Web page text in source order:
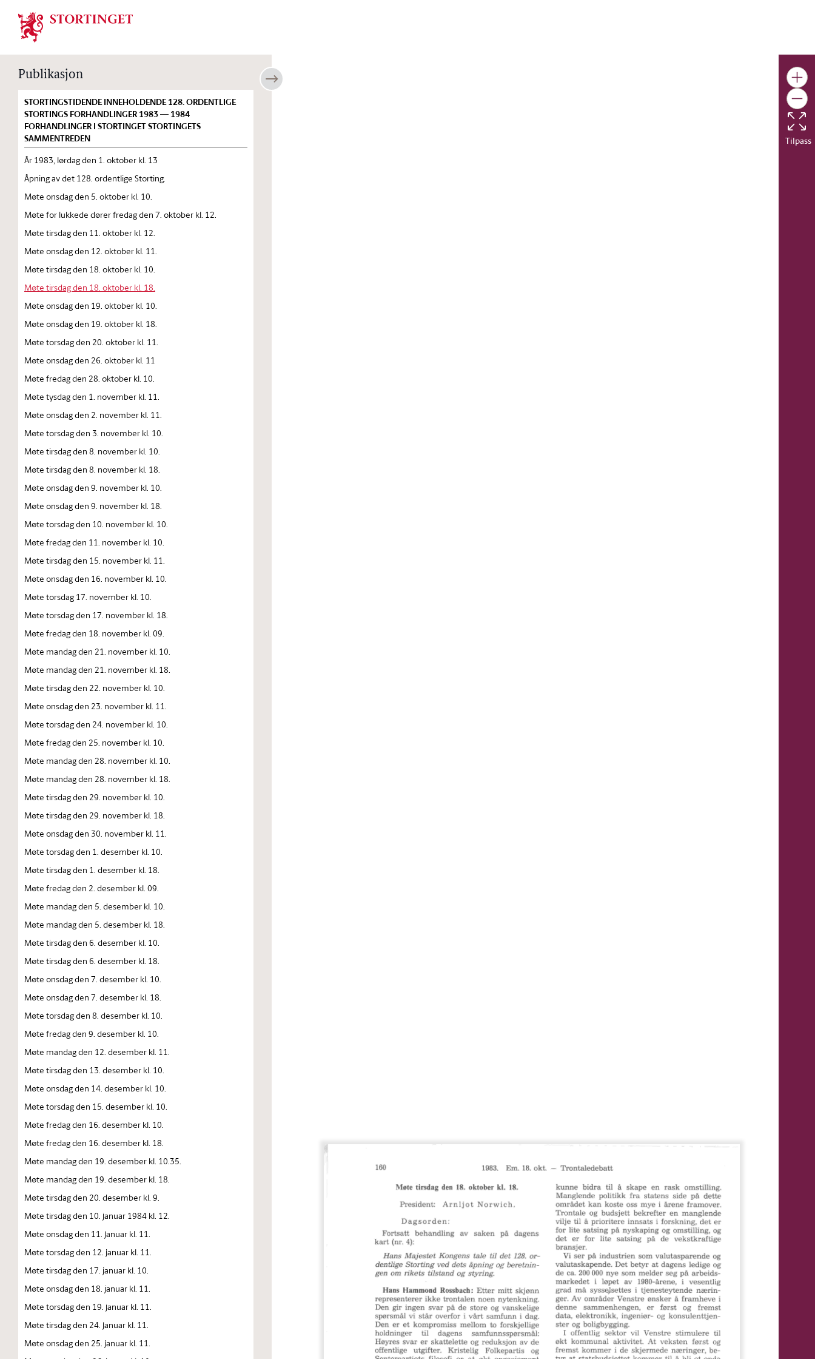
Stortinget.no
Publikasjon
STORTINGSTIDENDE INNEHOLDENDE 128. ORDENTLIGE
STORTINGS FORHANDLINGER 1983 — 1984
FORHANDLINGER I STORTINGET STORTINGETS
SAMMENTREDEN
År 1983, lørdag den 1. oktober kl. 13
Åpning av det 128. ordentlige Storting.
Møte onsdag den 5. oktober kl. 10.
Møte for lukkede dører fredag den 7. oktober kl. 12.
Møte tirsdag den 11. oktober kl. 12.
Møte onsdag den 12. oktober kl. 11.
Møte tirsdag den 18. oktober kl. 10.
Møte tirsdag den 18. oktober kl. 18.
Møte onsdag den 19. oktober kl. 10.
Møte onsdag den 19. oktober kl. 18.
Møte torsdag den 20. oktober kl. 11.
Møte onsdag den 26. oktober kl. 11
Møte fredag den 28. oktober kl. 10.
Møte tysdag den 1. november kl. 11.
Møte onsdag den 2. november kl. 11.
Møte torsdag den 3. november kl. 10.
Møte tirsdag den 8. november kl. 10.
Møte tirsdag den 8. november kl. 18.
Møte onsdag den 9. november kl. 10.
Møte onsdag den 9. november kl. 18.
Møte torsdag den 10. november kl. 10.
Møte fredag den 11. november kl. 10.
Møte tirsdag den 15. november kl. 11.
Møte onsdag den 16. november kl. 10.
Møte torsdag 17. november kl. 10.
Møte torsdag den 17. november kl. 18.
Møte fredag den 18. november kl. 09.
Møte mandag den 21. november kl. 10.
Møte mandag den 21. november kl. 18.
Møte tirsdag den 22. november kl. 10.
Møte onsdag den 23. november kl. 11.
Møte torsdag den 24. november kl. 10.
Møte fredag den 25. november kl. 10.
Møte mandag den 28. november kl. 10.
Møte mandag den 28. november kl. 18.
Møte tirsdag den 29. november kl. 10.
Møte tirsdag den 29. november kl. 18.
Møte onsdag den 30. november kl. 11.
Møte torsdag den 1. desember kl. 10.
Møte tirsdag den 1. desember kl. 18.
Møte fredag den 2. desember kl. 09.
Møte mandag den 5. desember kl. 10.
Møte mandag den 5. desember kl. 18.
Møte tirsdag den 6. desember kl. 10.
Møte tirsdag den 6. desember kl. 18.
Møte onsdag den 7. desember kl. 10.
Møte onsdag den 7. desember kl. 18.
Møte torsdag den 8. desember kl. 10.
Møte fredag den 9. desember kl. 10.
Møte mandag den 12. desember kl. 11.
Møte tirsdag den 13. desember kl. 10.
Møte onsdag den 14. desember kl. 10.
Møte torsdag den 15. desember kl. 10.
Møte fredag den 16. desember kl. 10.
Møte fredag den 16. desember kl. 18.
Møte mandag den 19. desember kl. 10.35.
Møte mandag den 19. desember kl. 18.
Møte tirsdag den 20. desember kl. 9.
Møte tirsdag den 10. januar 1984 kl. 12.
Møte onsdag den 11. januar kl. 11.
Møte torsdag den 12. januar kl. 11.
Møte tirsdag den 17. januar kl. 10.
Møte onsdag den 18. januar kl. 11.
Møte torsdag den 19. januar kl. 11.
Møte tirsdag den 24. januar kl. 11.
Møte onsdag den 25. januar kl. 11.